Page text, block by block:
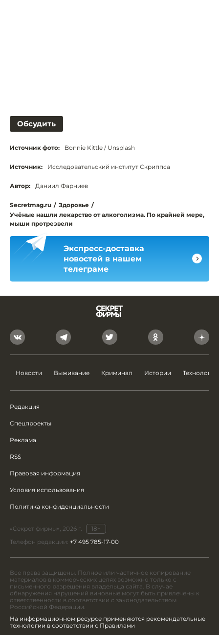
Обсудить
Источник фото: Bonnie Kittle / Unsplash
Источник: Исследовательский институт Скриппса
Автор: Даниил Фарниев
Secretmag.ru / Здоровье /
Учёные нашли лекарство от алкоголизма. По крайней мере,
мыши протрезвели
Экспресс-доставка
новостей в нашем
телеграме
Новости Выживание Криминал Истории Технологии
Редакция
Спецпроекты
Реклама
RSS
Правовая информация
Условия использования
Политика конфиденциальности
«Секрет фирмы», 2026 г.
18+
Телефон редакции: +7 495 785-17-00
Все права защищены. Полное или частичное копирование
материалов в коммерческих целях возможно только с
письменного разрешения владельца сайта. В случае
обнаружения нарушений виновные могут быть привлечены к
ответственности в соответствии с законодательством
Российской Федерации.
На информационном ресурсе применяются рекомендательные
технологии в соответствии с Правилами